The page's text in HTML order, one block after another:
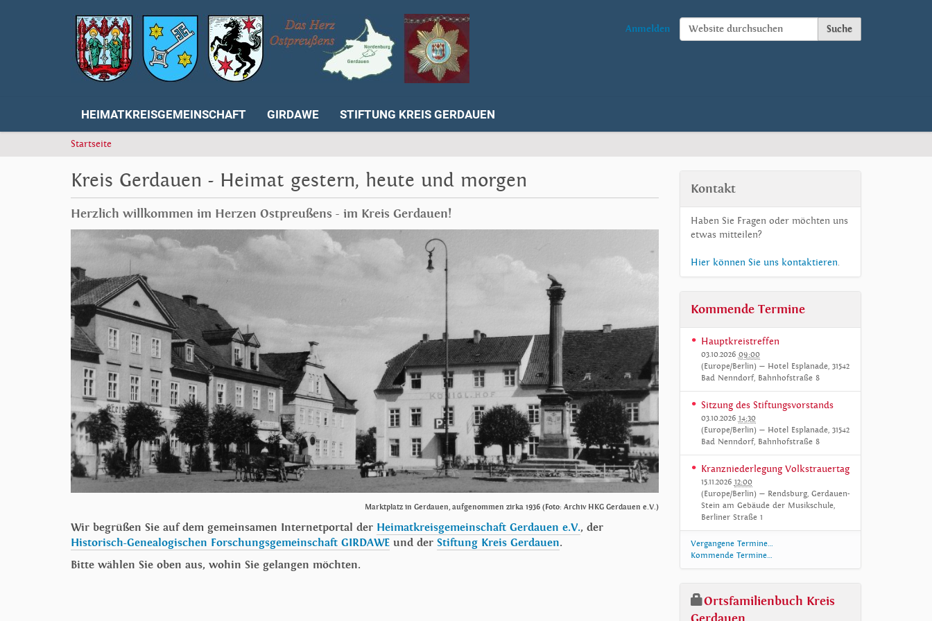
Website durchsuchen
Anmelden
HEIMATKREISGEMEINSCHAFT GIRDAWE STIFTUNG KREIS GERDAUEN
S
e
s
i
n
e
r
Startseite
Kreis Gerdauen - Heimat gestern, heute und morgen
Herzlich willkommen im Herzen Ostpreußens - im Kreis Gerdauen!
Marktplatz in Gerdauen, aufgenommen zirka 1936 (Foto: Archiv HKG Gerdauen e.V.)
Wir begrüßen Sie auf dem gemeinsamen Internetportal der Heimatkreisgemeinschaft Gerdauen e.V., der
Historisch-Genealogischen Forschungsgemeinschaft GIRDAWE und der Stiftung Kreis Gerdauen.
Bitte wählen Sie oben aus, wohin Sie gelangen möchten.
Kontakt
Haben Sie Fragen oder möchten uns
etwas mitteilen?
Hier können Sie uns kontaktieren.
Kommende Termine
Hauptkreistreffen
03.10.2026 09:00
(Europe/Berlin) — Hotel Esplanade, 31542
Bad Nenndorf, Bahnhofstraße 8
Sitzung des Stiftungsvorstands
03.10.2026 14:30
(Europe/Berlin) — Hotel Esplanade, 31542
Bad Nenndorf, Bahnhofstraße 8
Kranzniederlegung Volkstrauertag
15.11.2026 12:00
(Europe/Berlin) — Rendsburg, Gerdauen-
Stein am Gebäude der Musikschule,
Berliner Straße 1
Vergangene Termine…
Kommende Termine…
Ortsfamilienbuch Kreis